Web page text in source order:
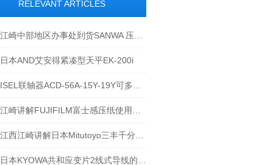
RELEVANT ARTICLES
日本AND艾安得紧凑型天平EK-200i